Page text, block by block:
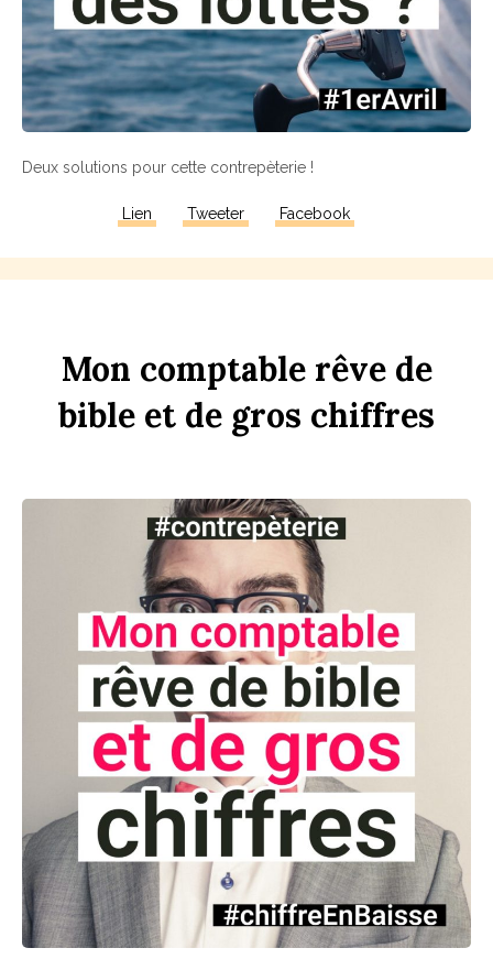
Deux solutions pour cette contrepèterie !
Lien Tweeter Facebook
Mon comptable rêve de
bible et de gros chiffres